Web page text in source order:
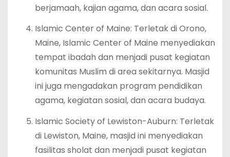
berjamaah, kajian agama, dan acara sosial.
Islamic Center of Maine: Terletak di Orono,
Maine, Islamic Center of Maine menyediakan
tempat ibadah dan menjadi pusat kegiatan
komunitas Muslim di area sekitarnya. Masjid
ini juga mengadakan program pendidikan
agama, kegiatan sosial, dan acara budaya.
Islamic Society of Lewiston-Auburn: Terletak
di Lewiston, Maine, masjid ini menyediakan
fasilitas sholat dan menjadi pusat kegiatan